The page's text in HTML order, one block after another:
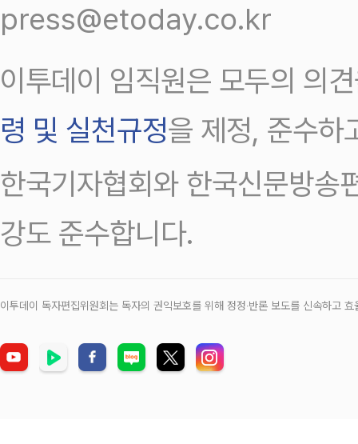
press@etoday.co.kr
이투데이 임직원은 모두의 의
령 및 실천규정을 제정, 준수하
한국기자협회와 한국신문방송
강도 준수합니다.
이투데이 독자편집위원회는 독자의 권익보호를 위해 정정‧반론 보도를 신속하고